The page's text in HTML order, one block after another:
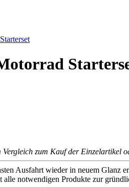
zum Kauf der Einzelartikel
Ausfahrt wieder in neuem Glanz
notwendigen Produkte zur